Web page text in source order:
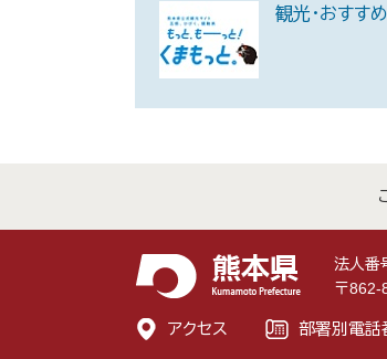
観光・おすす
法人番
〒862-
アクセス 部署別電話